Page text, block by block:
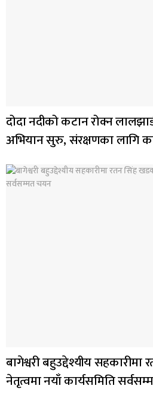
दोदा नदीको कटान रोक्न
अभियान सुरु, संरक्षणका लागि
बागेश्वरी बहुउद्देश्यीय
नेतृत्वमा नयाँ कार्यसमिति